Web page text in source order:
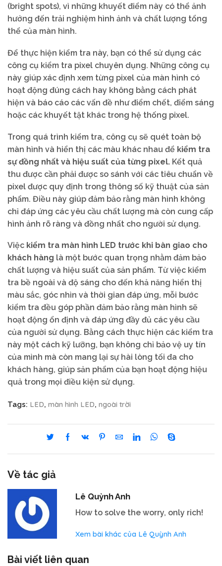
(bright spots), vì những khuyết điểm này có thể ảnh
hưởng đến trải nghiệm hình ảnh và chất lượng tổng
thể của màn hình.
Để thực hiện kiểm tra này, bạn có thể sử dụng các
công cụ kiểm tra pixel chuyên dụng. Những công cụ
này giúp xác định xem từng pixel của màn hình có
hoạt động đúng cách hay không bằng cách phát
hiện và báo cáo các vấn đề như điểm chết, điểm sáng
hoặc các khuyết tật khác trong hệ thống pixel.
Trong quá trình kiểm tra, công cụ sẽ quét toàn bộ
màn hình và hiển thị các màu khác nhau để kiểm tra
sự đồng nhất và hiệu suất của từng pixel. Kết quả
thu được cần phải được so sánh với các tiêu chuẩn về
pixel được quy định trong thông số kỹ thuật của sản
phẩm. Điều này giúp đảm bảo rằng màn hình không
chỉ đáp ứng các yêu cầu chất lượng mà còn cung cấp
hình ảnh rõ ràng và đồng nhất cho người sử dụng.
Việc kiểm tra màn hình LED trước khi bàn giao cho
khách hàng là một bước quan trọng nhằm đảm bảo
chất lượng và hiệu suất của sản phẩm. Từ việc kiểm
tra bề ngoài và độ sáng cho đến khả năng hiển thị
màu sắc, góc nhìn và thời gian đáp ứng, mỗi bước
kiểm tra đều góp phần đảm bảo rằng màn hình sẽ
hoạt động ổn định và đáp ứng đầy đủ các yêu cầu
của người sử dụng. Bằng cách thực hiện các kiểm tra
này một cách kỹ lưỡng, bạn không chỉ bảo vệ uy tín
của mình mà còn mang lại sự hài lòng tối đa cho
khách hàng, giúp sản phẩm của bạn hoạt động hiệu
quả trong mọi điều kiện sử dụng.
Tags: LED, màn hình LED, ngoài trời
Về tác giả
Lê Quỳnh Anh
How to solve the worry, only rich!
Xem bài khác của Lê Quỳnh Anh
Bài viết liên quan